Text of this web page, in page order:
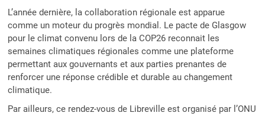
L’année dernière, la collaboration régionale est apparue
comme un moteur du progrès mondial. Le pacte de Glasgow
pour le climat convenu lors de la COP26 reconnait les
semaines climatiques régionales comme une plateforme
permettant aux gouvernants et aux parties prenantes de
renforcer une réponse crédible et durable au changement
climatique.
Par ailleurs, ce rendez-vous de Libreville est organisé par l’ONU